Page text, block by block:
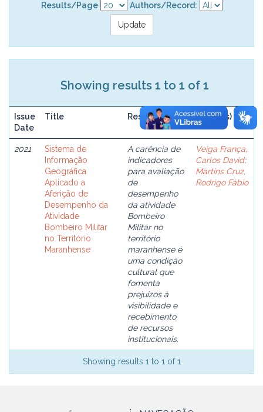
Results/Page
Authors/Record:
Showing results 1 to 1 of 1
Issue
Date
Title Resume Author(s)
2021
Sistema de
Informação
Geográfica
Aplicado a
Aferição de
Desempenho da
Atividade
Bombeiro Militar
no Território
Maranhense
A carência de
indicadores
para avaliação
de
desempenho
da atividade
Bombeiro
Militar no
território
maranhense é
uma condição
cultural que
fomenta
prejuízos à
visibilidade e
recebimento
de recursos
institucionais.
Veiga França,
Carlos David;
Martins Cruz,
Rodrigo Fábio
Showing results 1 to 1 of 1